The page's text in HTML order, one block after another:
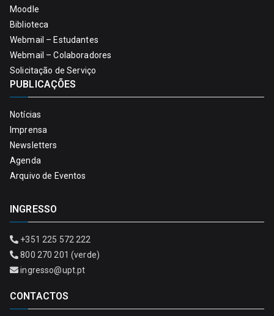
Moodle
Biblioteca
Webmail – Estudantes
Webmail – Colaboradores
Solicitação de Serviço
PUBLICAÇÕES
Notícias
Imprensa
Newsletters
Agenda
Arquivo de Eventos
INGRESSO
+351 225 572 222
800 270 201 (verde)
ingresso@upt.pt
CONTACTOS